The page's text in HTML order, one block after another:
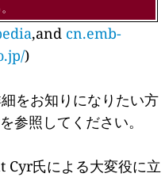
,and cn.emb-
)
をお知りになりたい方
を参照してください。
氏による大変役に立